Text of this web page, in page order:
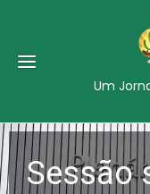
Um
Sessão